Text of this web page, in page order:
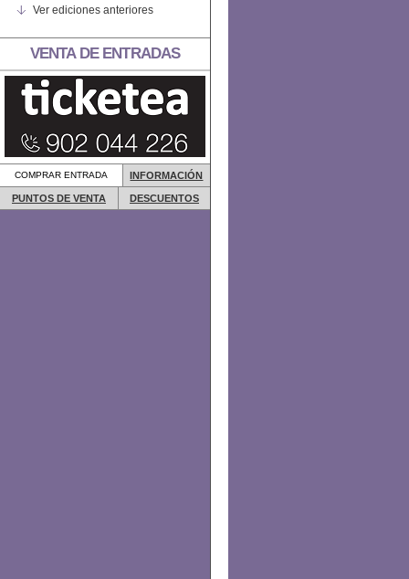
Ver ediciones anteriores
VENTA DE ENTRADAS
COMPRAR ENTRADA INFORMACIÓN
PUNTOS DE VENTA DESCUENTOS